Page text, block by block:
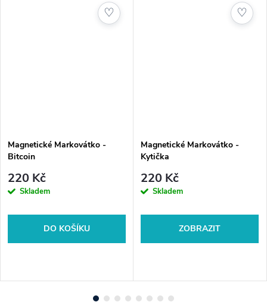
Magnetické Markovátko -
Bitcoin
220 Kč
Skladem
DO KOŠÍKU
♡
Magnetické Markovátko -
Kytička
220 Kč
Skladem
ZOBRAZIT
♡